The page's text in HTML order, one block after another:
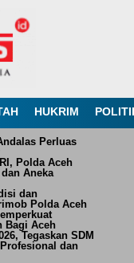
HUKRIM
Perluas
Polda Aceh
Aneka
dan
Polda Aceh
Bagi Aceh
Tegaskan SDM
dan